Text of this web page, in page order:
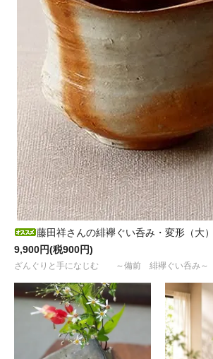
藤田祥さんの緋襷ぐい呑み・変形（大）
9,900円(税900円)
ざんぐりと手になじむ ～備前 緋襷ぐい呑み～